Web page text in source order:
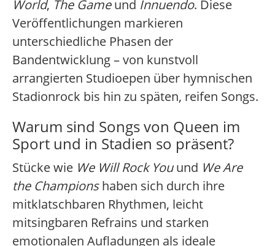
World, The Gameund Innuendo. Diese
Veröffentlichungen markieren
unterschiedliche Phasen der
Bandentwicklung – von kunstvoll
arrangierten Studioepen über hymnischen
Stadionrock bis hin zu späten, reifen Songs.
Warum sind Songs von Queen im
Sport und in Stadien so präsent?
Stücke wie We Will Rock Youund We Are
the Championshaben sich durch ihre
mitklatschbaren Rhythmen, leicht
mitsingbaren Refrains und starken
emotionalen Aufladungen als ideale